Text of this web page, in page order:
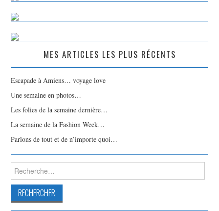
MES ARTICLES LES PLUS RÉCENTS
Escapade à Amiens… voyage love
Une semaine en photos…
Les folies de la semaine dernière…
La semaine de la Fashion Week…
Parlons de tout et de n’importe quoi…